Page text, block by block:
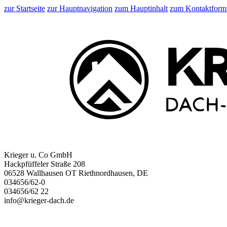
zur Startseite zur Hauptnavigation zum Hauptinhalt zum
Krieger u. Co GmbH
Hackpfüffeler Straße 208
06528 Wallhausen OT Riethnordhausen, DE
034656/62-0
034656/62 22
info@krieger-dach.de